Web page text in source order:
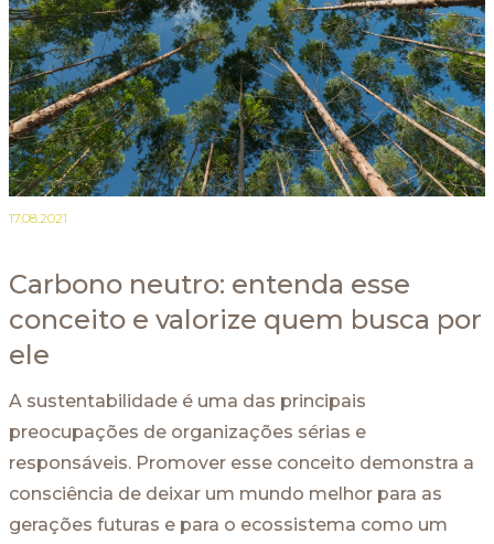
17.08.2021
Carbono neutro: entenda esse
conceito e valorize quem busca por
ele
A sustentabilidade é uma das principais
preocupações de organizações sérias e
responsáveis. Promover esse conceito demonstra a
consciência de deixar um mundo melhor para as
gerações futuras e para o ecossistema como um